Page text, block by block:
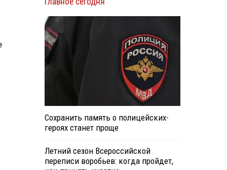
Сохранить память о полицейских-
героях станет проще
Летний сезон Всероссийской
переписи воробьев: когда пройдет,